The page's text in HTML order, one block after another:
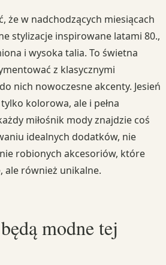
że w nadchodzących miesiącach
stylizacje inspirowane latami 80.,
i wysoka talia. To świetna
z klasycznymi
nich nowoczesne akcenty. Jesień
kolorowa, ale i pełna
miłośnik mody znajdzie coś
idealnych dodatków, nie
robionych akcesoriów, które
ale również unikalne.
modne tej